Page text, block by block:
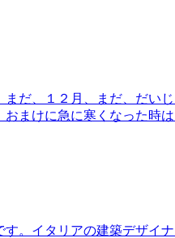
だ、１２月、まだ、だい
まけに急に寒くなった時
。イタリアの建築デザイ